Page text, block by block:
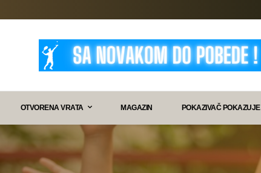
OTVORENA VRATA MAGAZIN POKAZIVAČ POKAZUJE